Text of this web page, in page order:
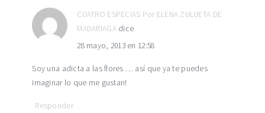
CUATRO ESPECIAS Por ELENA ZULUETA DE
MADARIAGA dice
28 mayo, 2013 en 12:58
Soy una adicta a las flores … así que ya te puedes
imaginar lo que me gustan!
Responder